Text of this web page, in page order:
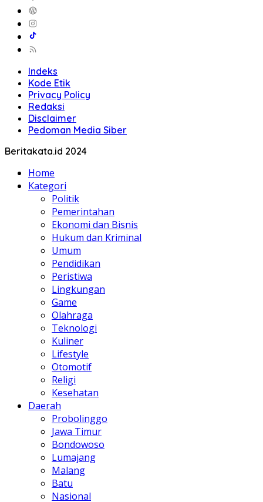
Indeks
Kode Etik
Privacy Policy
Redaksi
Disclaimer
Pedoman Media Siber
Beritakata.id 2024
Home
Kategori
Politik
Pemerintahan
Ekonomi dan Bisnis
Hukum dan Kriminal
Umum
Pendidikan
Peristiwa
Lingkungan
Game
Olahraga
Teknologi
Kuliner
Lifestyle
Otomotif
Religi
Kesehatan
Daerah
Probolinggo
Jawa Timur
Bondowoso
Lumajang
Malang
Batu
Nasional